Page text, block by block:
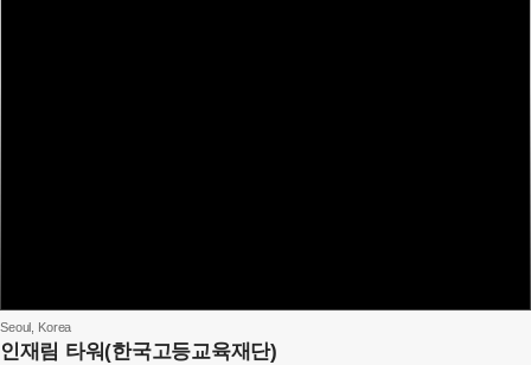
Seoul, Korea
인재림 타워(한국고등교육재단)